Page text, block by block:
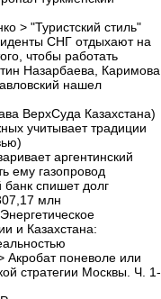
> "Туристский стиль"
СНГ отдыхают на
чтобы работать
Назарбаева, Каримова
нашел
ВерхСуда Казахстана)
учитывает традиции
аргентинский
ему газопровод
спишет долг
млн
и Казахстана:
Акробат поневоле или
стратегии Москвы. Ч. 1-